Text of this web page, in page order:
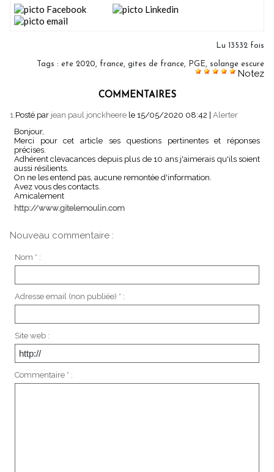
Lu 13532 fois
Tags : ete 2020, france, gites de france, PGE, solange escure
Notez
COMMENTAIRES
1. Posté par jean paul jonckheere le 15/05/2020 08:42
Alerter
Bonjour,
Merci pour cet article ses questions pertinentes et réponses
précises.
Adhérent clevacances depuis plus de 10 ans j'aimerais qu'ils soient
aussi résilients.
On ne les entend pas, aucune remontée d'information.
Avez vous des contacts.
Amicalement
http://www.gitelemoulin.com
Nouveau commentaire :
Nom * :
Adresse email (non publiée) * :
Site web :
Commentaire * :